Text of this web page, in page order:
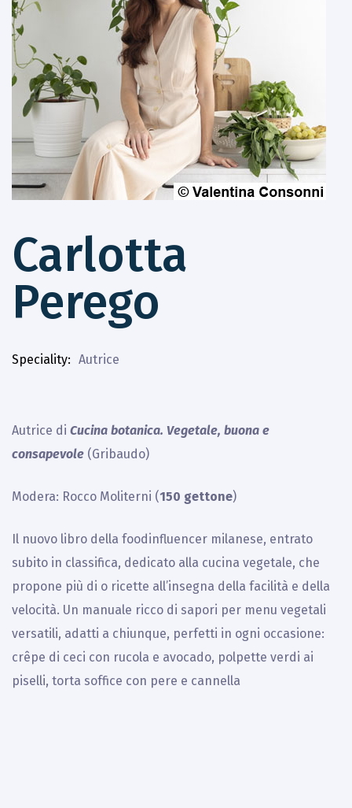
Carlotta
Perego
Speciality Autrice
Autrice di Cucina botanica. Vegetale, buona e
consapevole (Gribaudo)
Modera: Rocco Moliterni (150 gettone)
Il nuovo libro della foodinfluencer milanese, entrato
subito in classifica, dedicato alla cucina vegetale, che
propone più di o ricette all’insegna della facilità e della
velocità. Un manuale ricco di sapori per menu vegetali
versatili, adatti a chiunque, perfetti in ogni occasione:
crêpe di ceci con rucola e avocado, polpette verdi ai
piselli, torta soffice con pere e cannella